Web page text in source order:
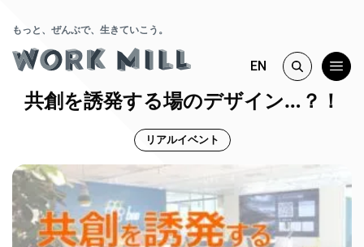
もっと、ぜんぶで、生きていこう。
EN
共創を誘発する場のデザイン…？！
リアルイベント